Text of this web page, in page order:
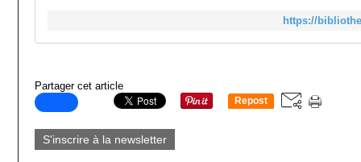
https://
Partager cet article
Repost
S'inscrire à la newsletter